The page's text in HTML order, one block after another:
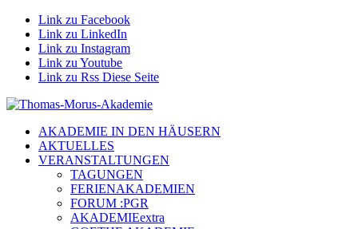
Link zu Facebook
Link zu LinkedIn
Link zu Instagram
Link zu Youtube
Link zu Rss Diese Seite
AKADEMIE IN DEN HÄUSERN
AKTUELLES
VERANSTALTUNGEN
TAGUNGEN
FERIENAKADEMIEN
FORUM :PGR
AKADEMIEextra